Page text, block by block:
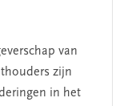
van
zijn
in het